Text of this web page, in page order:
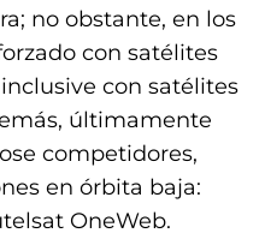
no obstante, en los
con satélites
con satélites
últimamente
competidores,
en órbita baja:
OneWeb.